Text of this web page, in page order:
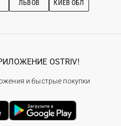
ЛЬВОВ КИЕВ ОБЛ
OSTRIV!
и быстрые покупки